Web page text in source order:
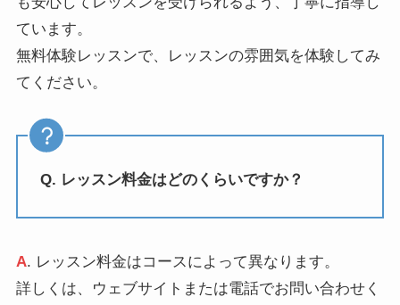
ています。
無料体験レッスンで、レッスンの雰囲気を体験してみ
てください。
Q. レッスン料金はどのくらいですか？
A. レッスン料金はコースによって異なります。
詳しくは、ウェブサイトまたは電話でお問い合わせく